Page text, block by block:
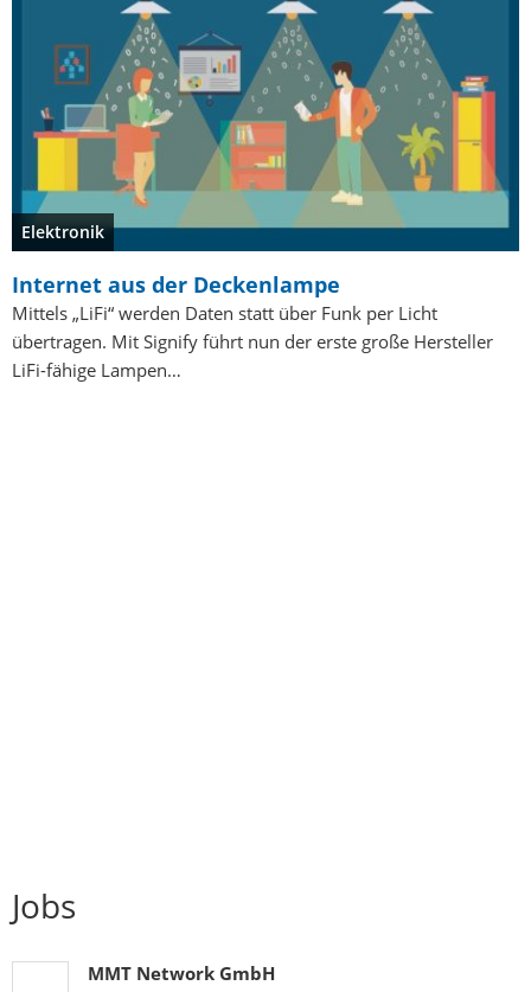
Elektronik
Internet aus der Deckenlampe
Mittels „LiFi“ werden Daten statt über Funk per Licht
übertragen. Mit Signify führt nun der erste große Hersteller
LiFi-fähige Lampen…
Jobs
MMT Network GmbH